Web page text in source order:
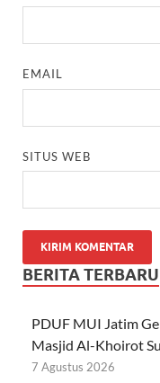
EMAIL
SITUS WEB
BERITA TERBARU
PDUF MUI Jatim
Masjid Al-Khoirot
7 Agustus 2026